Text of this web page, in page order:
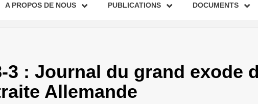
A PROPOS DE NOUS PUBLICATIONS DOCUMENTS
3 : Journal du grand exode
Allemande